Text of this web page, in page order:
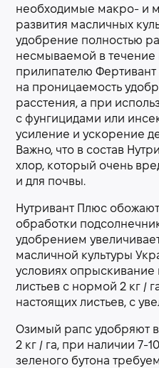
необходимые макро- и
развития масличных
удобрение полностью
несмываемой в течение
прилипателю Фертивант
на проницаемость
расстения, а при
с фунгицидами или
усиление и ускорение
Важно, что в состав
хлор, который очень
и для почвы.
Нутривант Плюс
обработки
удобрением
масличной культуры
условиях опрыскивание
листьев с нормой 2 кг /
настоящих листьев, с
Озимый рапс удобряют
2 кг / га, при наличии 7-
зеленого бутона